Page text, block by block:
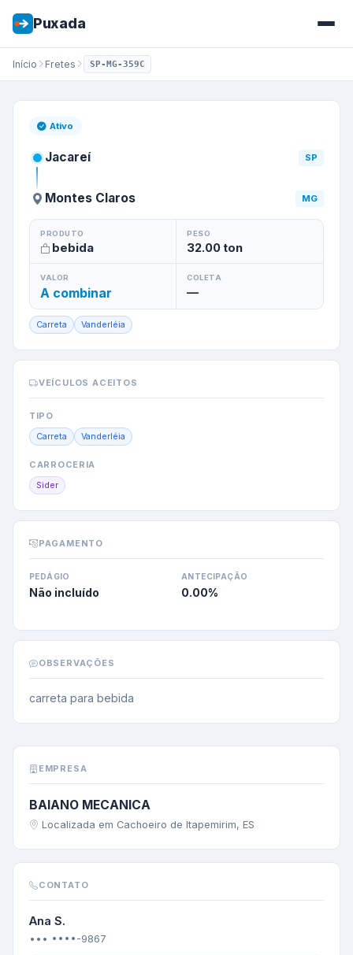
Puxada
Início Fretes SP-MG-359C
Frete de
Ativo
Jacareí SP
Montes Claros MG
PRODUTO
bebida
PESO
32.00ton
VALOR
A combinar
COLETA
—
Carreta Vanderléia
VEÍCULOS ACEITOS
TIPO
Carreta Vanderléia
CARROCERIA
Sider
PAGAMENTO
PEDÁGIO
Não incluído
ANTECIPAÇÃO
0.00%
OBSERVAÇÕES
carreta para bebida
EMPRESA
BAIANO MECANICA
Localizada em Cachoeiro de Itapemirim, ES
CONTATO
Ana S.
••• ••••-9867